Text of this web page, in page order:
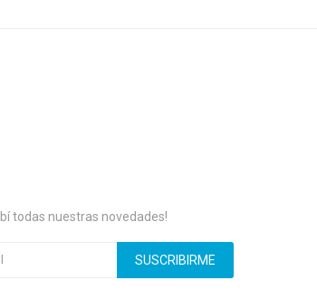
todas nuestras novedades!
SUSCRIBIRME